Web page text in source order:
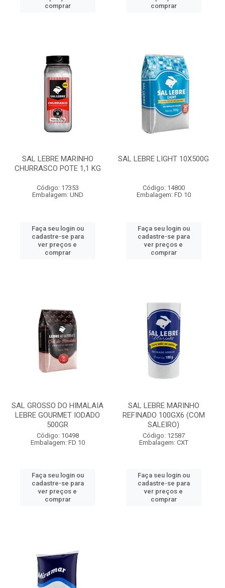
comprar
comprar
SAL LEBRE MARINHO
CHURRASCO POTE 1,1 KG
Código: 17353
Embalagem: UND
Faça seu login ou
cadastre-se para
ver preços e
comprar
SAL LEBRE LIGHT 10X500G
Código: 14800
Embalagem: FD 10
Faça seu login ou
cadastre-se para
ver preços e
comprar
SAL GROSSO DO HIMALAIA
LEBRE GOURMET IODADO
500GR
Código: 10498
Embalagem: FD 10
Faça seu login ou
cadastre-se para
ver preços e
comprar
SAL LEBRE MARINHO
REFINADO 100GX6 (COM
SALEIRO)
Código: 12587
Embalagem: CXT
Faça seu login ou
cadastre-se para
ver preços e
comprar